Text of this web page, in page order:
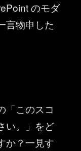
のモダ
言物申した
「このスコ
い。」をど
か？一見す